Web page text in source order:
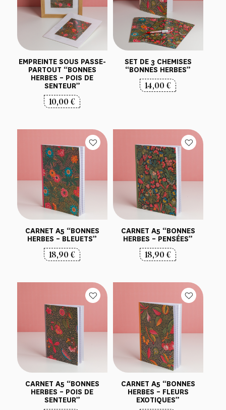
EMPREINTE SOUS PASSE-
PARTOUT “BONNES
HERBES – POIS DE
SENTEUR”
10,00€
SET DE 3 CHEMISES
“BONNES HERBES”
14,00€
CARNET A5 “BONNES
HERBES – BLEUETS”
18,90€
CARNET A5 “BONNES
HERBES – PENSÉES”
18,90€
CARNET A5 “BONNES
HERBES – POIS DE
SENTEUR”
CARNET A5 “BONNES
HERBES – FLEURS
EXOTIQUES”